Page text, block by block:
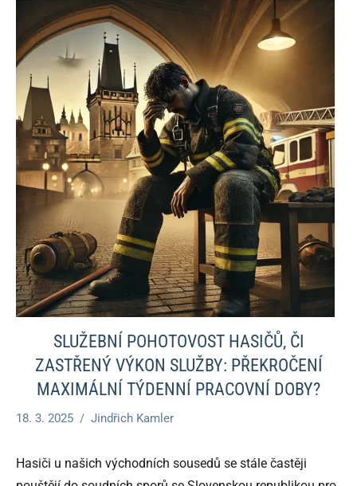
SLUŽEBNÍ POHOTOVOST HASIČŮ, ČI
ZASTŘENÝ VÝKON SLUŽBY: PŘEKROČENÍ
MAXIMÁLNÍ TÝDENNÍ PRACOVNÍ DOBY?
18. 3. 2025 Jindřich Kamler
Hasiči u našich východních sousedů se stále častěji